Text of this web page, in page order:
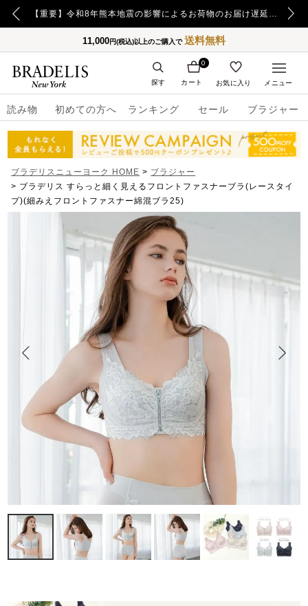
【重要】日本郵便の障害による配送への影響についてのお詫び
11,000円(税込)以上のご購入で送料無料
読み物 初めての方へ ランキング セール ブラジャー
カート
0
お気に入り
探す メニュー
ブラデリスニューヨーク HOME
ブラジャー
ブラデリス すらっと細く見えるフロントファスナーブラ(レースタイ
プ)(細みえフロントファスナー綿混ブラ25)